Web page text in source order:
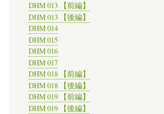
DHM 013 【前編】
DHM 013 【後編】
DHM 014
DHM 015
DHM 016
DHM 017
DHM 018 【前編】
DHM 018 【後編】
DHM 019 【前編】
DHM 019 【後編】